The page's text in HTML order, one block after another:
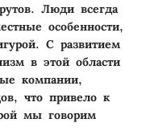
Люди всегда
особенности,
С развитием
в этой области
компании,
что привело к
мы говорим